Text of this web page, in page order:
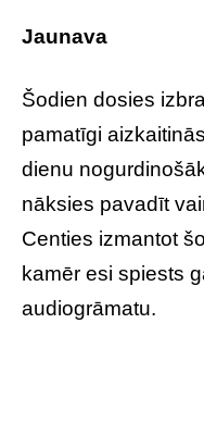
Jaunava
Šodien dosies
pamatīgi
dienu
nāksies pavadīt
Centies izmantot
kamēr esi spiests
audiogrāmatu.